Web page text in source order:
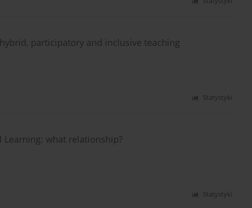
participatory and inclusive teaching
Statystyki
what relationship?
Statystyki